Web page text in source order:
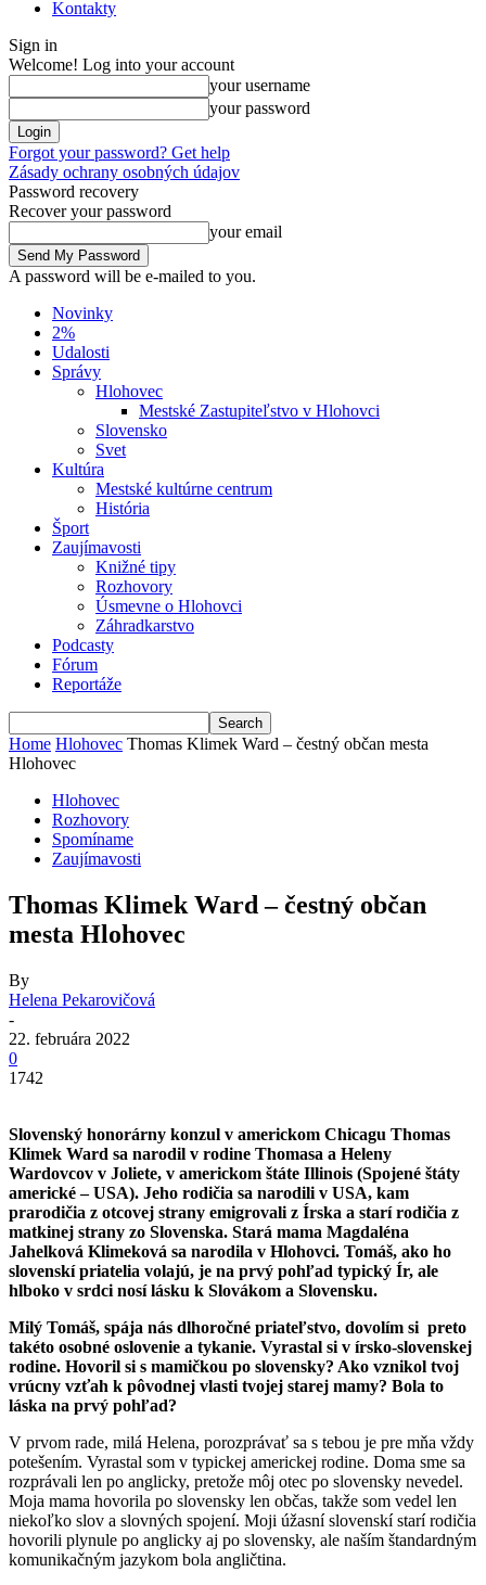
Kontakty
Sign in
Welcome! Log into your account
your username
your password
Forgot your password? Get help
Zásady ochrany osobných údajov
Password recovery
Recover your password
your email
A password will be e-mailed to you.
Novinky
2%
Udalosti
Správy
Hlohovec
Mestské Zastupiteľstvo v Hlohovci
Slovensko
Svet
Kultúra
Mestské kultúrne centrum
História
Šport
Zaujímavosti
Knižné tipy
Rozhovory
Úsmevne o Hlohovci
Záhradkarstvo
Podcasty
Fórum
Reportáže
Home Hlohovec Thomas Klimek Ward – čestný občan mesta
Hlohovec
Hlohovec
Rozhovory
Spomíname
Zaujímavosti
Thomas Klimek Ward – čestný občan
mesta Hlohovec
By
Helena Pekarovičová
-
22. februára 2022
0
1742
Slovenský honorárny konzul v americkom Chicagu Thomas
Klimek Ward sa narodil v rodine Thomasa a Heleny
Wardovcov v Joliete, v americkom štáte Illinois (Spojené štáty
americké – USA). Jeho rodičia sa narodili v USA, kam
prarodičia z otcovej strany emigrovali z Írska a starí rodičia z
matkinej strany zo Slovenska. Stará mama Magdaléna
Jahelková Klimeková sa narodila v Hlohovci. Tomáš, ako ho
slovenskí priatelia volajú, je na prvý pohľad typický Ír, ale
hlboko v srdci nosí lásku k Slovákom a Slovensku.
Milý Tomáš, spája nás dlhoročné priateľstvo, dovolím si preto
takéto osobné oslovenie a tykanie. Vyrastal si v írsko-slovenskej
rodine. Hovoril si s mamičkou po slovensky? Ako vznikol tvoj
vrúcny vzťah k pôvodnej vlasti tvojej starej mamy? Bola to
láska na prvý pohľad?
V prvom rade, milá Helena, porozprávať sa s tebou je pre mňa vždy
potešením. Vyrastal som v typickej americkej rodine. Doma sme sa
rozprávali len po anglicky, pretože môj otec po slovensky nevedel.
Moja mama hovorila po slovensky len občas, takže som vedel len
niekoľko slov a slovných spojení. Moji úžasní slovenskí starí rodičia
hovorili plynule po anglicky aj po slovensky, ale naším štandardným
komunikačným jazykom bola angličtina.